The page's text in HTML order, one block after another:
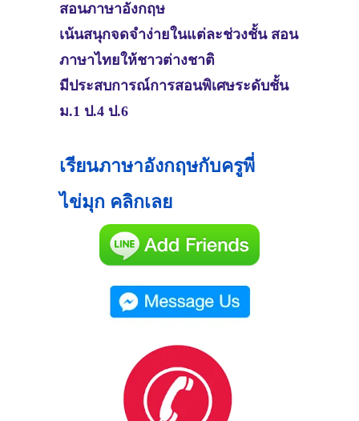
สอนภาษาอังกฤษ
เน้นสนุกจดจำง่ายในแต่ละช่วงชั้น สอน
ภาษาไทยให้ชาวต่างชาติ
มีประสบการณ์การสอนพิเศษระดับชั้น
ม.1 ป.4 ป.6
เรียนภาษาอังกฤษกับครูพี่
ไข่มุก คลิกเลย